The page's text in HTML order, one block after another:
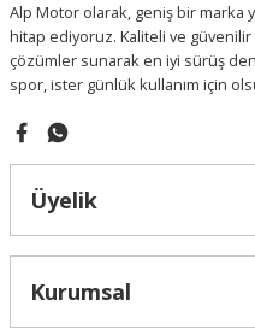
Bu ürüne benzer farklı
Alp Motor olarak, geniş bir
hitap ediyoruz. Kaliteli ve
çözümler sunarak en iyi sürüş
spor, ister günlük kullanım için
Üyelik
Kurumsal